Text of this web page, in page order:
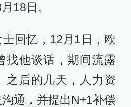
18日。
回忆，12月1日，欧
找他谈话，期间流露
之后的几天，人力资
通，并提出N+1补偿